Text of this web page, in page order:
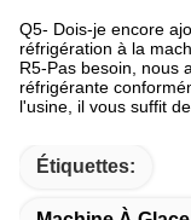
d'équipements
propres usines de
Jiangsu.Icema
production et de
production et la
haute qualité et
garantie minimale de